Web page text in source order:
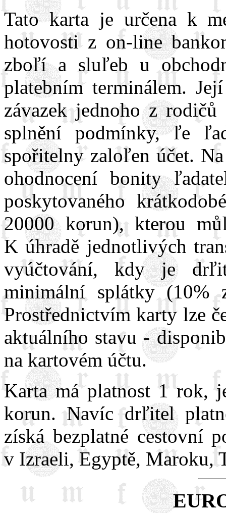
Tato karta je určena k
hotovosti z on-line
zboľí a sluľeb u
platebním terminálem.
závazek jednoho z
splnění podmínky, ľe
spořitelny zaloľen účet.
ohodnocení bonity
poskytovaného
20000 korun), kterou
K úhradě jednotlivých
vyúčtování, kdy je
minimální splátky (10%
Prostřednictvím karty lze
aktuálního stavu -
na kartovém účtu.
Karta má platnost 1 rok,
korun. Navíc drľitel
získá bezplatné cestovní
v Izraeli, Egyptě, Maroku,